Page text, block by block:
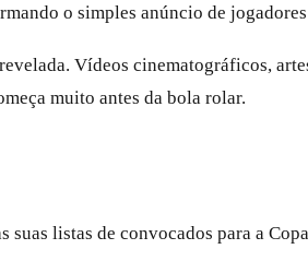
o simples anúncio de
Vídeos cinematográficos,
muito antes da bola rolar.
listas de convocados para a